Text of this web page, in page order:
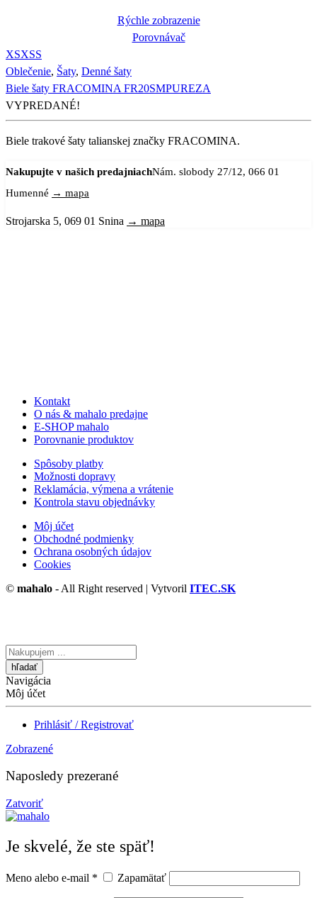
Rýchle zobrazenie
Porovnávač
XSXSS
Oblečenie, Šaty, Denné šaty
Biele šaty FRACOMINA FR20SMPUREZA
VYPREDANÉ!
Biele trakové šaty talianskej značky FRACOMINA.
Nakupujte v našich predajniachNám. slobody 27/12, 066 01
Humenné → mapa
Strojarska 5, 069 01 Snina → mapa
Kontakt
O nás & mahalo predajne
E-SHOP mahalo
Porovnanie produktov
Spôsoby platby
Možnosti dopravy
Reklamácia, výmena a vrátenie
Kontrola stavu objednávky
Môj účet
Obchodné podmienky
Ochrana osobných údajov
Cookies
© mahalo - All Right reserved | Vytvoril ITEC.SK
Vyhľadávanie
tu
Navigácia
Môj účet
Prihlásiť / Registrovať
Zobrazené
Naposledy prezerané
Zatvoriť
Je skvelé, že ste späť!
Meno alebo e-mail * Zapamätať